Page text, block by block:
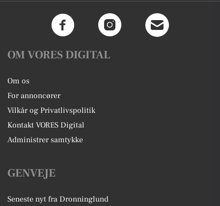
OM VORES DIGITAL
Om os
For annoncører
Vilkår og Privatlivspolitik
Kontakt VORES Digital
Administrer samtykke
GENVEJE
Seneste nyt fra Dronninglund